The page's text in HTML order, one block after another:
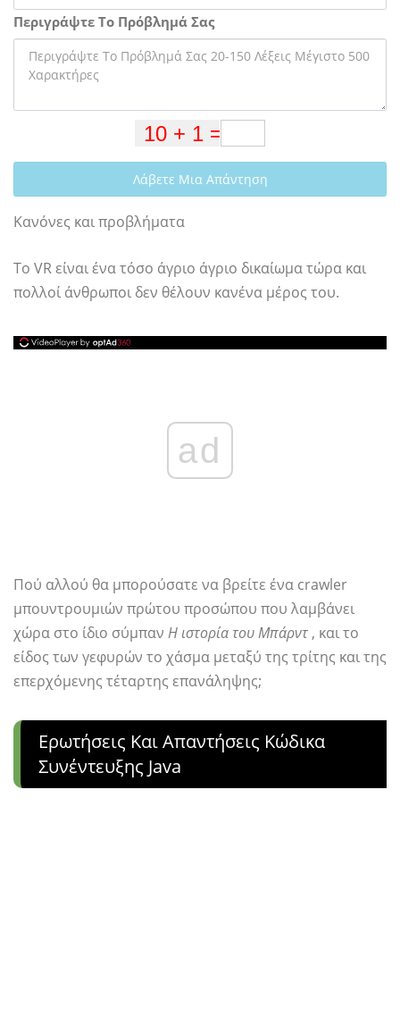
Περιγράψτε Το Πρόβλημά Σας
Λάβετε Μια Απάντηση
Κανόνες και προβλήματα
Το VR είναι ένα τόσο άγριο άγριο δικαίωμα τώρα και
πολλοί άνθρωποι δεν θέλουν κανένα μέρος του.
ad
Πού αλλού θα μπορούσατε να βρείτε ένα crawler
μπουντρουμιών πρώτου προσώπου που λαμβάνει
χώρα στο ίδιο σύμπαν Η ιστορία του Μπάρντ , και το
είδος των γεφυρών το χάσμα μεταξύ της τρίτης και της
επερχόμενης τέταρτης επανάληψης;
Ερωτήσεις Και Απαντήσεις Κώδικα
Συνέντευξης Java